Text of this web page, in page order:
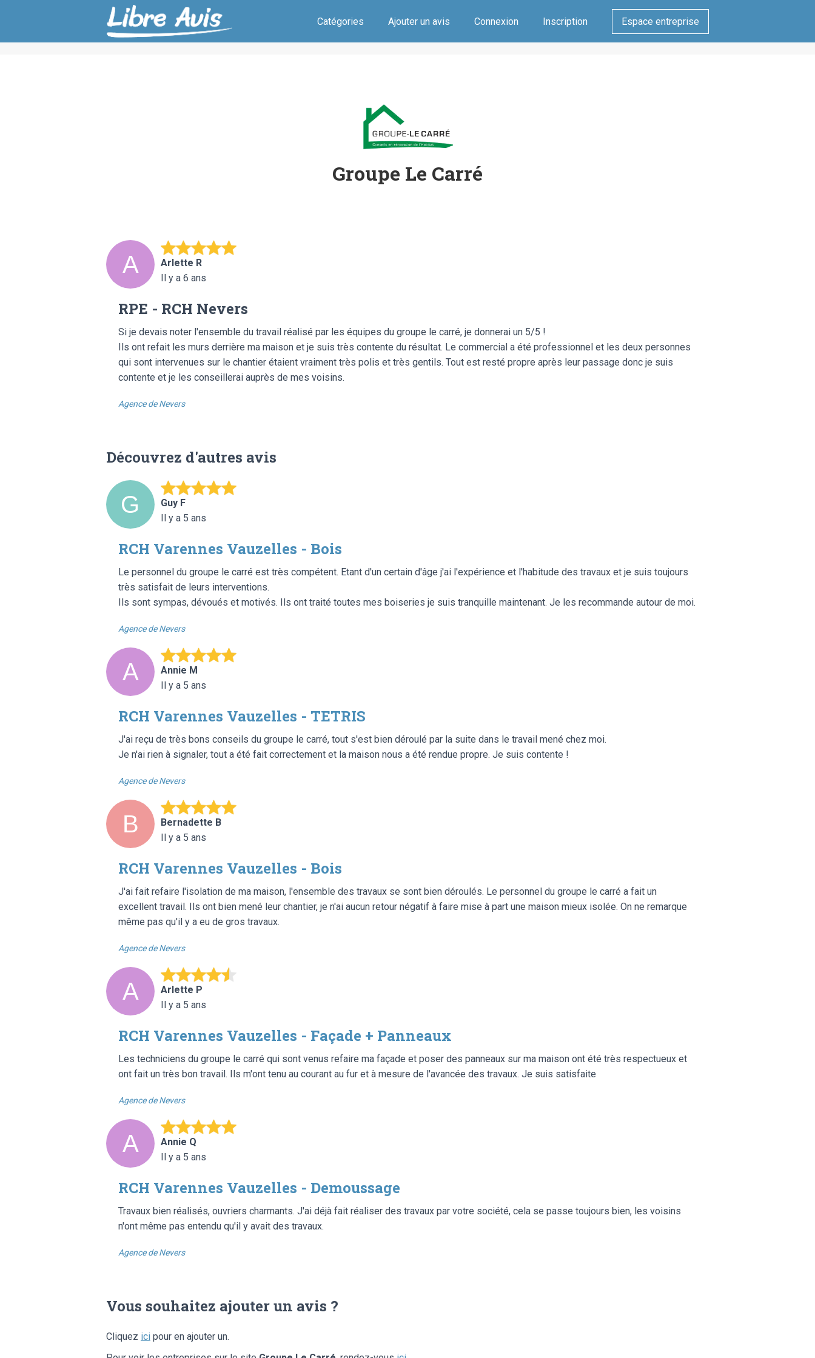
Catégories Ajouter un avis Connexion Inscription Espace entreprise
Groupe Le Carré
Arlette R
Il y a 6 ans
RPE - RCH Nevers
Si je devais noter l'ensemble du travail réalisé par les équipes du groupe le carré, je donnerai un 5/5 !
Ils ont refait les murs derrière ma maison et je suis très contente du résultat. Le commercial a été professionnel et les deux personnes
qui sont intervenues sur le chantier étaient vraiment très polis et très gentils. Tout est resté propre après leur passage donc je suis
contente et je les conseillerai auprès de mes voisins.
Agence de Nevers
Découvrez d'autres avis
Guy F
Il y a 5 ans
RCH Varennes Vauzelles - Bois
Le personnel du groupe le carré est très compétent. Etant d'un certain d'âge j'ai l'expérience et l'habitude des travaux et je suis toujours
très satisfait de leurs interventions.
Ils sont sympas, dévoués et motivés. Ils ont traité toutes mes boiseries je suis tranquille maintenant. Je les recommande autour de moi.
Agence de Nevers
Annie M
Il y a 5 ans
RCH Varennes Vauzelles - TETRIS
J'ai reçu de très bons conseils du groupe le carré, tout s'est bien déroulé par la suite dans le travail mené chez moi.
Je n'ai rien à signaler, tout a été fait correctement et la maison nous a été rendue propre. Je suis contente !
Agence de Nevers
Bernadette B
Il y a 5 ans
RCH Varennes Vauzelles - Bois
J'ai fait refaire l'isolation de ma maison, l'ensemble des travaux se sont bien déroulés. Le personnel du groupe le carré a fait un
excellent travail. Ils ont bien mené leur chantier, je n'ai aucun retour négatif à faire mise à part une maison mieux isolée. On ne remarque
même pas qu'il y a eu de gros travaux.
Agence de Nevers
Arlette P
Il y a 5 ans
RCH Varennes Vauzelles - Façade + Panneaux
Les techniciens du groupe le carré qui sont venus refaire ma façade et poser des panneaux sur ma maison ont été très respectueux et
ont fait un très bon travail. Ils m'ont tenu au courant au fur et à mesure de l'avancée des travaux. Je suis satisfaite
Agence de Nevers
Annie Q
Il y a 5 ans
RCH Varennes Vauzelles - Demoussage
Travaux bien réalisés, ouvriers charmants. J'ai déjà fait réaliser des travaux par votre société, cela se passe toujours bien, les voisins
n'ont même pas entendu qu'il y avait des travaux.
Agence de Nevers
Vous souhaitez ajouter un avis ?
Cliquez ici pour en ajouter un.